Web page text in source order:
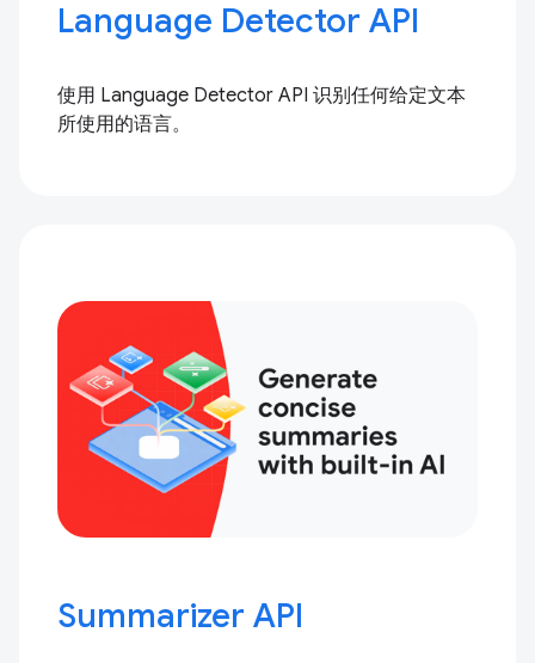
Language Detector API
使用 Language Detector API 识别任何给定文本
所使用的语言。
Summarizer API